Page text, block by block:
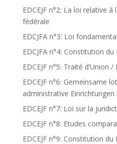
EDCEJF n°2: La loi relative
fédérale
EDCJFA n°3: Loi
EDCJFA n°4: Constitution
EDCEJF n°5: Traité d’Union
EDCEJF n°6: Gemeinsame
administrative
EDCEJF n°7: Loi sur la
EDCEJF n°8: Etudes
EDCEJF n°9: Constitution du